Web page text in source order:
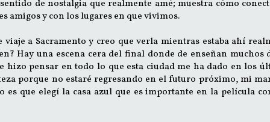
de nostalgia que realmente amé; muestra cómo
amigos y con los lugares en que vivimos.
a Sacramento y creo que verla mientras estaba ahí
Hay una escena cera del final donde de enseñan muchos
hizo pensar en todo lo que esta ciudad me ha dado en los
porque no estaré regresando en el futuro próximo, mi
que elegí la casa azul que es importante en la película